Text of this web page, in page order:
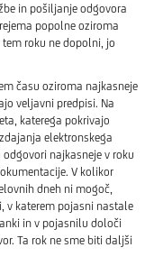
in pošiljanje odgovora
popolne oziroma
roku ne dopolni, jo
času oziroma najkasneje
veljavni predpisi. Na
katerega pokrivajo
elektronskega
najkasneje v roku
V kolikor
dneh ni mogoč,
v katerem pojasni nastale
in v pojasnilu določi
Ta rok ne sme biti daljši